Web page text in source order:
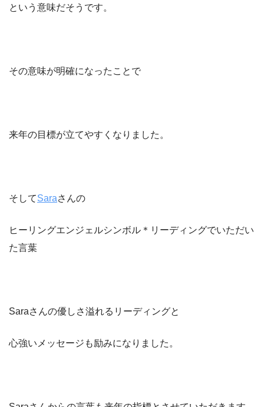
という意味だそうです。
その意味が明確になったことで
来年の目標が立てやすくなりました。
そしてSaraさんの
ヒーリングエンジェルシンボル＊リーディングでいただい
た言葉
Saraさんの優しさ溢れるリーディングと
心強いメッセージも励みになりました。